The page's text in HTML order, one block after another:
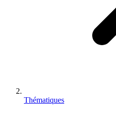
Thématiques